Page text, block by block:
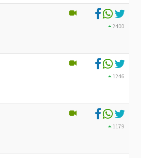
2400
1246
1179